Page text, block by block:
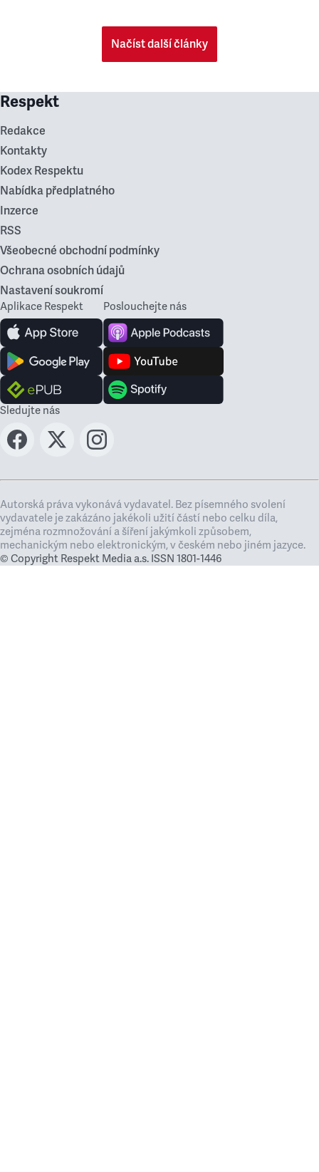
Načíst další články
Respekt
Redakce
Kontakty
Kodex Respektu
Nabídka předplatného
Inzerce
RSS
Všeobecné obchodní podmínky
Ochrana osobních údajů
Nastavení soukromí
Aplikace Respekt Poslouchejte nás
Sledujte nás
Autorská práva vykonává vydavatel. Bez písemného svolení
vydavatele je zakázáno jakékoli užití částí nebo celku díla,
zejména rozmnožování a šíření jakýmkoli způsobem,
mechanickým nebo elektronickým, v českém nebo jiném jazyce.
© Copyright Respekt Media a.s. ISSN 1801-1446